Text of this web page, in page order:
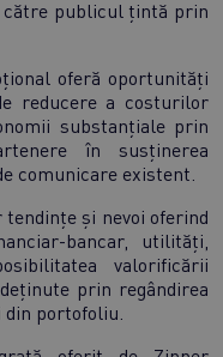
către publicul țintă prin
oferă oportunități
reducere a costurilor
substanțiale prin
în susținerea
comunicare existent.
și nevoi oferind
bancar, utilități,
valorificării
prin regândirea
portofoliu.